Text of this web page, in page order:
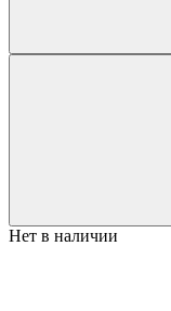
Нет в наличии